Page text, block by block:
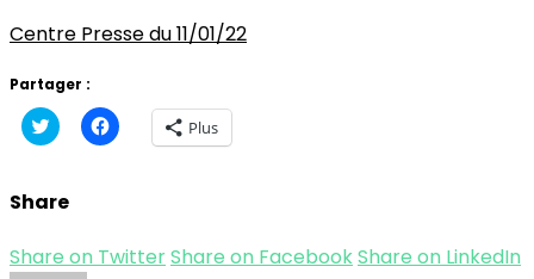
Centre Presse du 11/01/22
Partager :
Cliquez
pour
dans
une
fenêtre)
Cliquez
pour
partager
fenêtre)
Plus
Share
Share on TwitterShare on FacebookShare on LinkedIn